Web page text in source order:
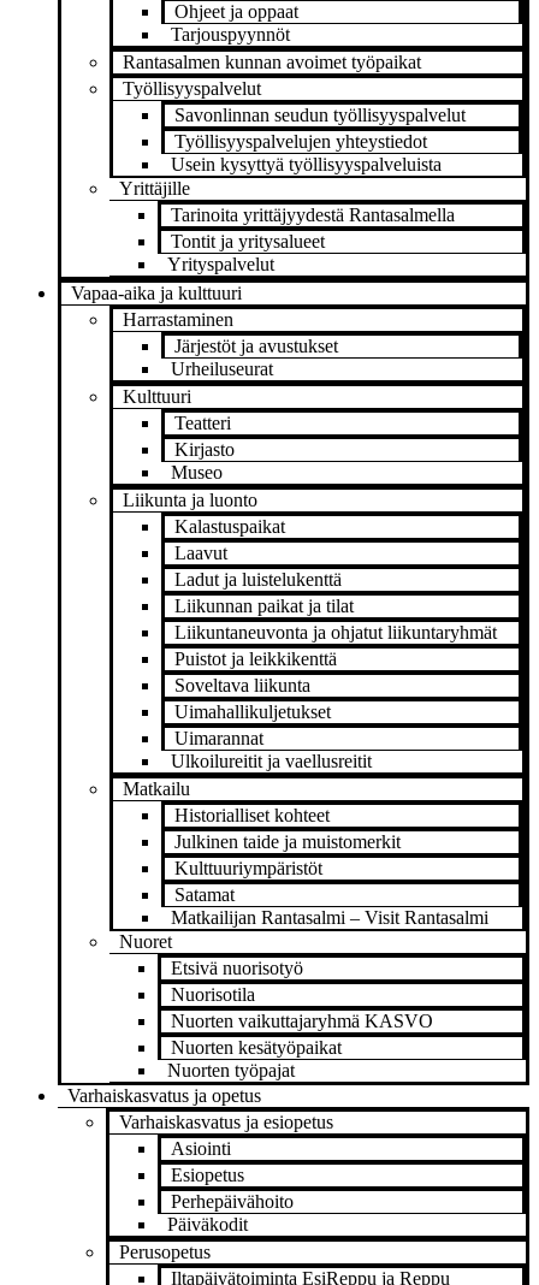
Ohjeet ja oppaat
Tarjouspyynnöt
Rantasalmen kunnan avoimet työpaikat
Työllisyyspalvelut
Savonlinnan seudun työllisyyspalvelut
Työllisyyspalvelujen yhteystiedot
Usein kysyttyä työllisyyspalveluista
Yrittäjille
Tarinoita yrittäjyydestä Rantasalmella
Tontit ja yritysalueet
Yrityspalvelut
Vapaa-aika ja kulttuuri
Harrastaminen
Järjestöt ja avustukset
Urheiluseurat
Kulttuuri
Teatteri
Kirjasto
Museo
Liikunta ja luonto
Kalastuspaikat
Laavut
Ladut ja luistelukenttä
Liikunnan paikat ja tilat
Liikuntaneuvonta ja ohjatut liikuntaryhmät
Puistot ja leikkikenttä
Soveltava liikunta
Uimahallikuljetukset
Uimarannat
Ulkoilureitit ja vaellusreitit
Matkailu
Historialliset kohteet
Julkinen taide ja muistomerkit
Kulttuuriympäristöt
Satamat
Matkailijan Rantasalmi – Visit Rantasalmi
Nuoret
Etsivä nuorisotyö
Nuorisotila
Nuorten vaikuttajaryhmä KASVO
Nuorten kesätyöpaikat
Nuorten työpajat
Varhaiskasvatus ja opetus
Varhaiskasvatus ja esiopetus
Asiointi
Esiopetus
Perhepäivähoito
Päiväkodit
Perusopetus
Iltapäivätoiminta EsiReppu ja Reppu